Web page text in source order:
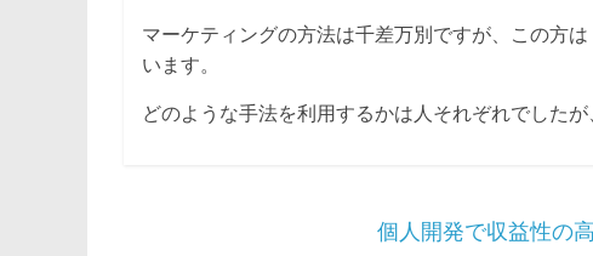
マーケティングの方法は千差万別ですが、この方
います。
どのような手法を利用するかは人それぞれでした
個人開発で収益性の